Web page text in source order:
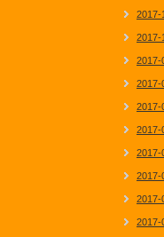
2017-
2017-
2017-
2017-
2017-
2017-
2017-
2017-
2017-
2017-